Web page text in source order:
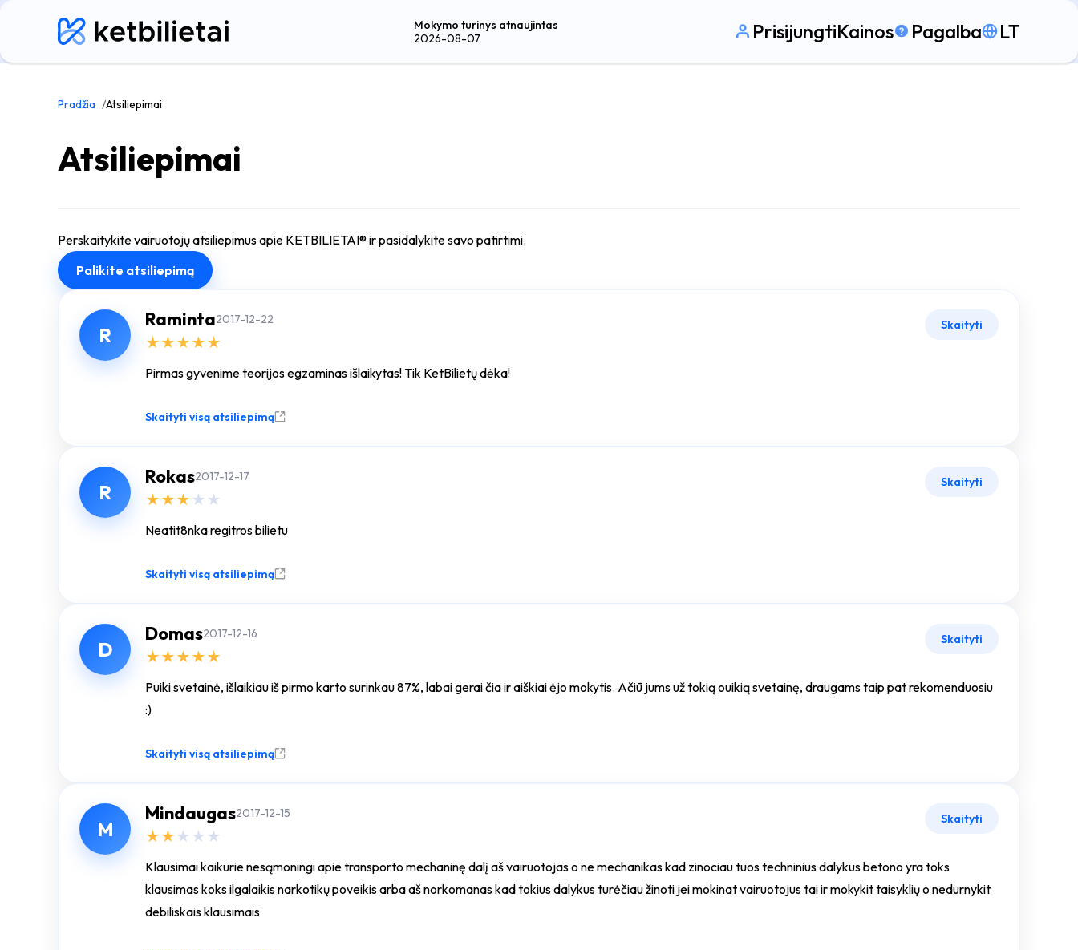
Mokymo turinys atnaujintas
2026-08-07
PrisijungtiKainos Pagalba LT
Pradžia Atsiliepimai
Atsiliepimai
Perskaitykite vairuotojų atsiliepimus apie KETBILIETAI® ir pasidalykite savo patirtimi.
Palikite atsiliepimą
R
Raminta2017-12-22
★★★★★
Skaityti
Pirmas gyvenime teorijos egzaminas išlaikytas! Tik KetBilietų dėka!
Skaityti visą atsiliepimą
R
Rokas2017-12-17
★★★★ ★
Skaityti
Neatit8nka regitros bilietu
Skaityti visą atsiliepimą
D
Domas2017-12-16
★★★★★
Skaityti
Puiki svetainė, išlaikiau iš pirmo karto surinkau 87%, labai gerai čia ir aiškiai ėjo mokytis. Ačiū jums už tokią ouikią svetainę, draugams taip pat rekomenduosiu
:)
Skaityti visą atsiliepimą
M
Mindaugas2017-12-15
★★★ ★ ★
Skaityti
Klausimai kaikurie nesąmoningi apie transporto mechaninę dalį aš vairuotojas o ne mechanikas kad zinociau tuos techninius dalykus betono yra toks
klausimas koks ilgalaikis narkotikų poveikis arba aš norkomanas kad tokius dalykus turėčiau žinoti jei mokinat vairuotojus tai ir mokykit taisyklių o nedurnykit
debiliskais klausimais